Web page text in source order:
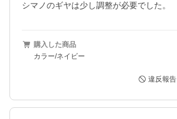
シマノのギヤは少し調整が必要でした。
購入した商品
カラー/ネイビー
違反報告